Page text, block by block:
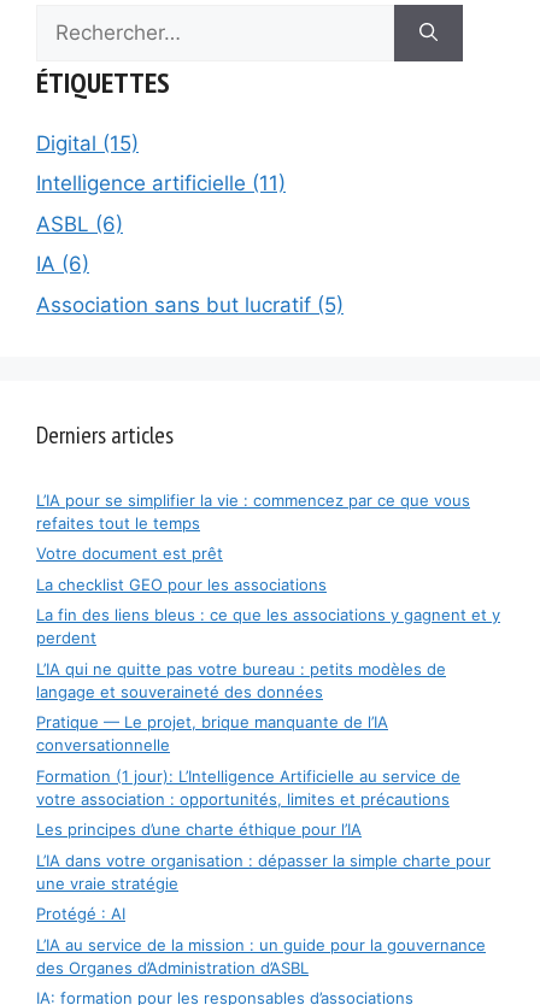
ÉTIQUETTES
Digital (15)
Intelligence artificielle (11)
ASBL (6)
IA (6)
Association sans but lucratif (5)
Derniers articles
L’IA pour se simplifier la vie : commencez par ce que vous
refaites tout le temps
Votre document est prêt
La checklist GEO pour les associations
La fin des liens bleus : ce que les associations y gagnent et y
perdent
L’IA qui ne quitte pas votre bureau : petits modèles de
langage et souveraineté des données
Pratique — Le projet, brique manquante de l’IA
conversationnelle
Formation (1 jour): L’Intelligence Artificielle au service de
votre association : opportunités, limites et précautions
Les principes d’une charte éthique pour l’IA
L’IA dans votre organisation : dépasser la simple charte pour
une vraie stratégie
Protégé : AI
L’IA au service de la mission : un guide pour la gouvernance
des Organes d’Administration d’ASBL
IA: formation pour les responsables d’associations